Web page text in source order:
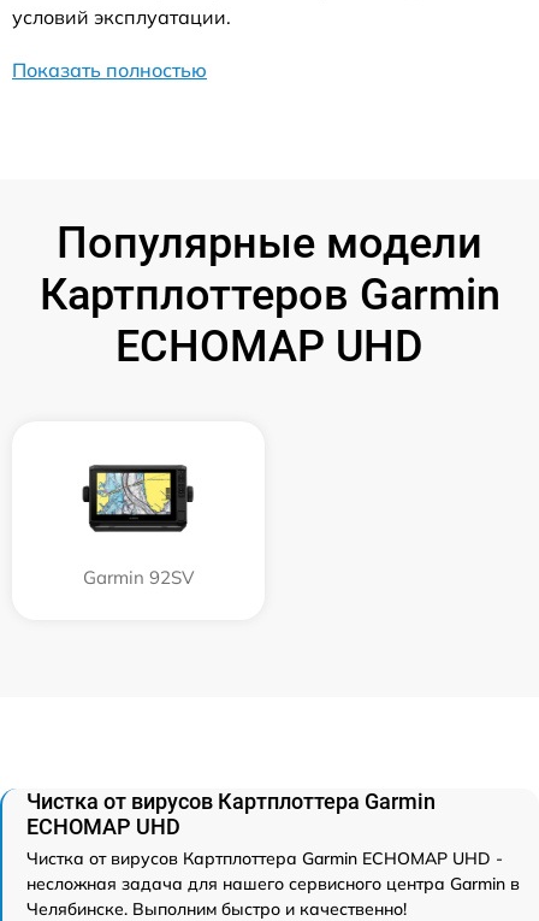
условий эксплуатации.
Показать полностью
Популярные модели
Картплоттеров Garmin
ECHOMAP UHD
Garmin 92SV
Чистка от вирусов Картплоттера Garmin
ECHOMAP UHD
Чистка от вирусов Картплоттера Garmin ECHOMAP UHD -
несложная задача для нашего сервисного центра Garmin в
Челябинске. Выполним быстро и качественно!